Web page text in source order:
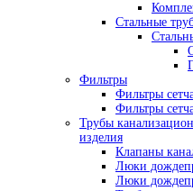
Стальные
Фильтры
Фильтры
Фильтры
Трубы
изделия
Клапаны
Люки
Люки